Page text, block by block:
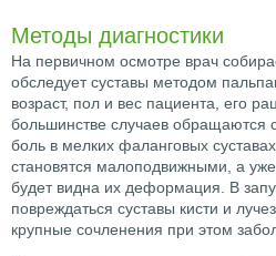
Методы диагностики
На первичном осмотре врач
обследует суставы методом
возраст, пол и вес пациента, его
большинстве случаев обращаются
боль в мелких фаланговых
становятся малоподвижными, а
будет видна их деформация. В
повреждаться суставы кисти и
крупные сочленения при этом